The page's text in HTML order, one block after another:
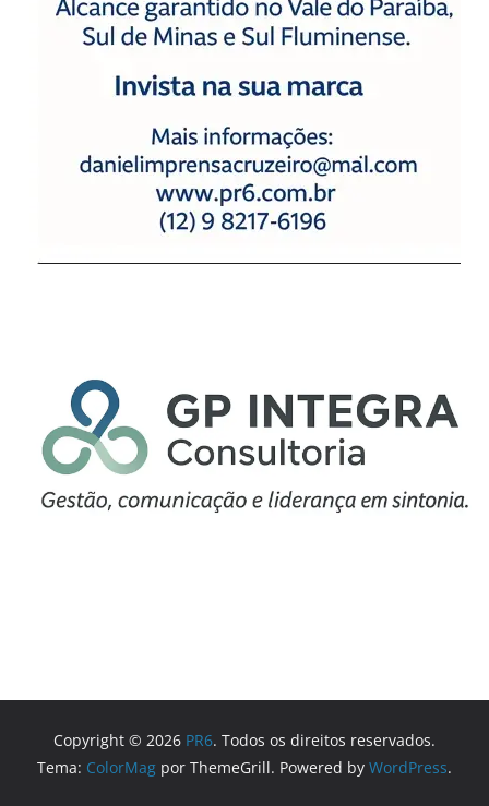
Copyright © 2026 PR6. Todos os direitos reservados.
Tema: ColorMag por ThemeGrill. Powered by WordPress.